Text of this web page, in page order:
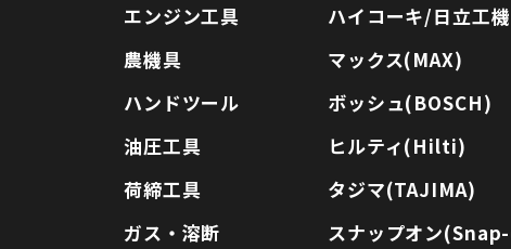
エンジン工具
農機具
ハンドツール
油圧工具
荷締工具
ガス・溶断
ハイコーキ/日立工
マックス(MAX)
ボッシュ(BOSCH)
ヒルティ(Hilti)
タジマ(TAJIMA)
スナップオン